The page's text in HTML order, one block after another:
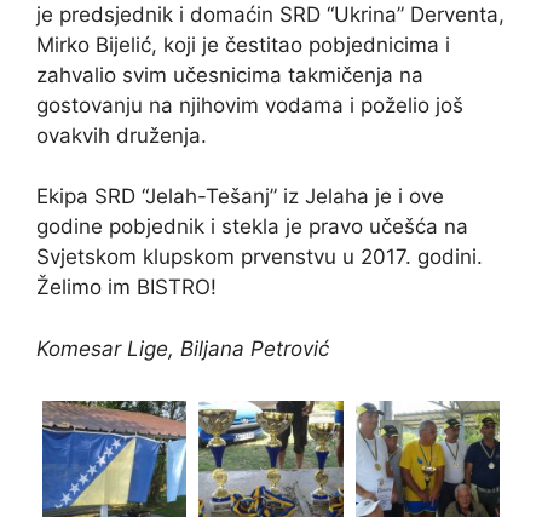
je predsjednik i domaćin SRD “Ukrina” Derventa,
Mirko Bijelić, koji je čestitao pobjednicima i
zahvalio svim učesnicima takmičenja na
gostovanju na njihovim vodama i poželio još
ovakvih druženja.
Ekipa SRD “Jelah-Tešanj” iz Jelaha je i ove
godine pobjednik i stekla je pravo učešća na
Svjetskom klupskom prvenstvu u 2017. godini.
Želimo im BISTRO!
Komesar Lige, Biljana Petrović